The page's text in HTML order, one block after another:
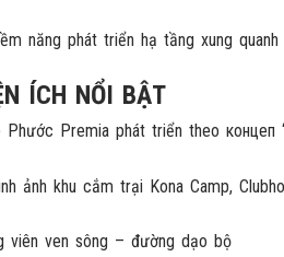
ÍCH NỔI BẬT
Phước Premia phát triển theo концеп
viên ven sông – đường dạo bộ